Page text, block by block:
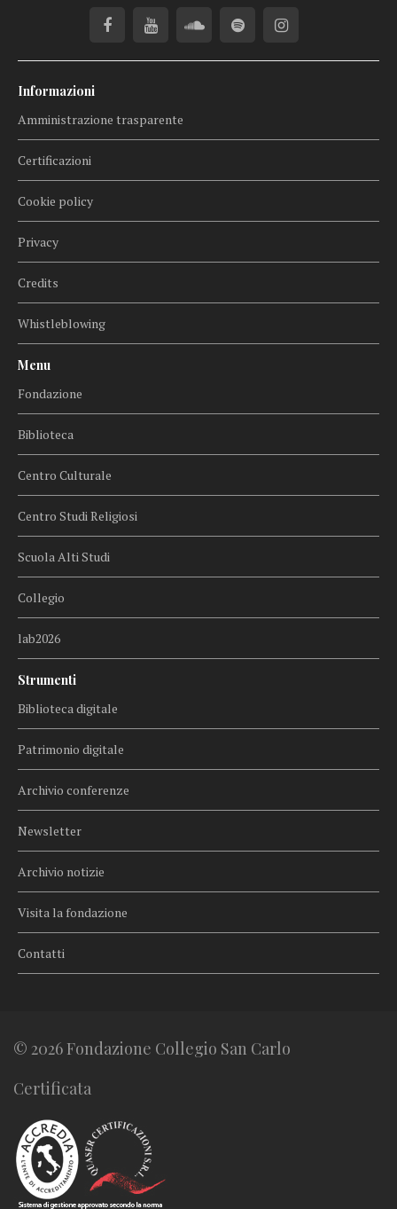
Informazioni
Amministrazione trasparente
Certificazioni
Cookie policy
Privacy
Credits
Whistleblowing
Menu
Fondazione
Biblioteca
Centro Culturale
Centro Studi Religiosi
Scuola Alti Studi
Collegio
lab2026
Strumenti
Biblioteca digitale
Patrimonio digitale
Archivio conferenze
Newsletter
Archivio notizie
Visita la fondazione
Contatti
© 2026 Fondazione Collegio San Carlo
Certificata